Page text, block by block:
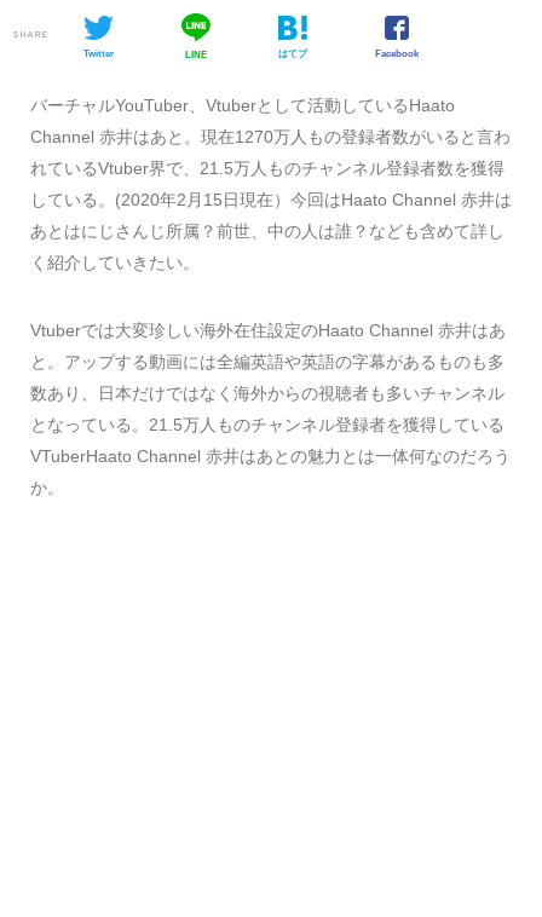
SHARE
Twitter LINE はてブ Facebook
バーチャルYouTuber、Vtuberとして活動しているHaato
Channel 赤井はあと。現在1270万人もの登録者数がいると言わ
れているVtuber界で、21.5万人ものチャンネル登録者数を獲得
している。(2020年2月15日現在）今回はHaato Channel 赤井は
あとはにじさんじ所属？前世、中の人は誰？なども含めて詳し
く紹介していきたい。
Vtuberでは大変珍しい海外在住設定のHaato Channel 赤井はあ
と。アップする動画には全編英語や英語の字幕があるものも多
数あり、日本だけではなく海外からの視聴者も多いチャンネル
となっている。21.5万人ものチャンネル登録者を獲得している
VTuberHaato Channel 赤井はあとの魅力とは一体何なのだろう
か。